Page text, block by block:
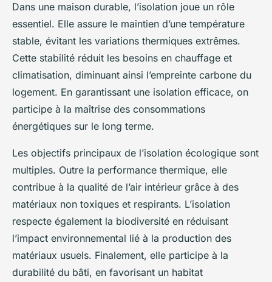
Dans une maison durable, l’isolation joue un rôle
essentiel. Elle assure le maintien d’une température
stable, évitant les variations thermiques extrêmes.
Cette stabilité réduit les besoins en chauffage et
climatisation, diminuant ainsi l’empreinte carbone du
logement. En garantissant une isolation efficace, on
participe à la maîtrise des consommations
énergétiques sur le long terme.
Les objectifs principaux de l’isolation écologique sont
multiples. Outre la performance thermique, elle
contribue à la qualité de l’air intérieur grâce à des
matériaux non toxiques et respirants. L’isolation
respecte également la biodiversité en réduisant
l’impact environnemental lié à la production des
matériaux usuels. Finalement, elle participe à la
durabilité du bâti, en favorisant un habitat